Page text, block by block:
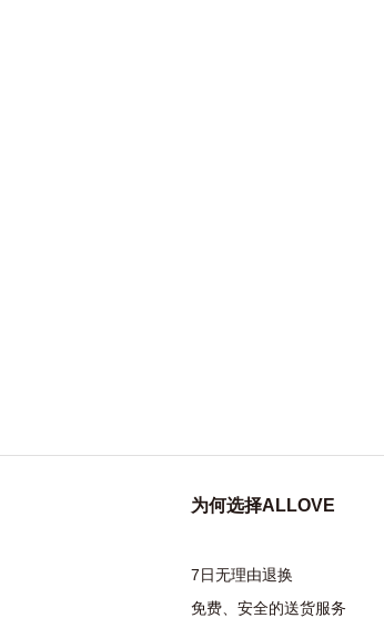
为何选择ALLOVE
7日无理由退换
免费、安全的送货服务